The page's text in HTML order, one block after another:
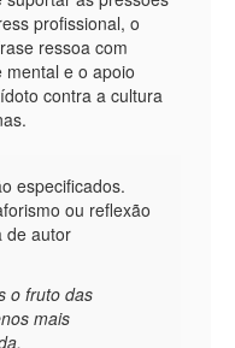
profissional, o
ressoa com
mental e o apoio
contra a cultura
especificados.
ou reflexão
de autor
o fruto das
mais